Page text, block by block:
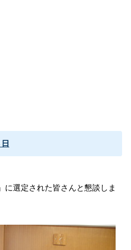
選定された皆さんと懇談しま